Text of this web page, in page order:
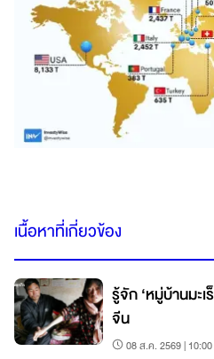
เนื้อหาที่เกี่ยวข้อง
รู้จัก ‘หมู่บ้านมะเ
จีน
08 ส.ค. 2569 | 10:00